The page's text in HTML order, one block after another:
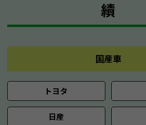
績
国産車
トヨタ
日産